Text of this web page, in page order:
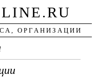
ОРГАНИЗАЦИИ